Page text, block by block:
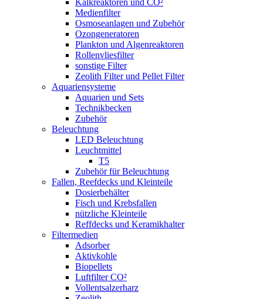
Medienfilter
Osmoseanlagen und Zubehör
Ozongeneratoren
Plankton und Algenreaktoren
Rollenvliesfilter
sonstige Filter
Zeolith Filter und Pellet Filter
Aquariensysteme
Aquarien und Sets
Technikbecken
Zubehör
Beleuchtung
LED Beleuchtung
Leuchtmittel
T5
Zubehör für Beleuchtung
Fallen, Reefdecks und Kleinteile
Dosierbehälter
Fisch und Krebsfallen
nützliche Kleinteile
Reffdecks und Keramikhalter
Filtermedien
Adsorber
Aktivkohle
Biopellets
Luftfilter CO²
Vollentsalzerharz